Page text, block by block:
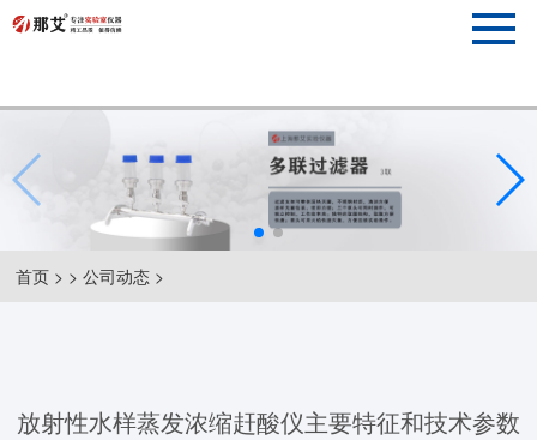
首页> > 公司动态>
放射性水样蒸发浓缩赶酸仪主要特征和技术参数